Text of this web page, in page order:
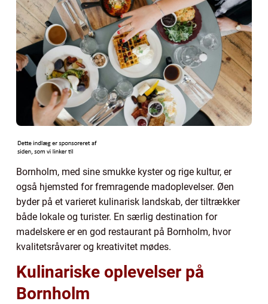
Bornholm, med sine smukke kyster og rige kultur, er
også hjemsted for fremragende madoplevelser. Øen
byder på et varieret kulinarisk landskab, der tiltrækker
både lokale og turister. En særlig destination for
madelskere er en god restaurant på Bornholm, hvor
kvalitetsråvarer og kreativitet mødes.
Kulinariske oplevelser på
Bornholm